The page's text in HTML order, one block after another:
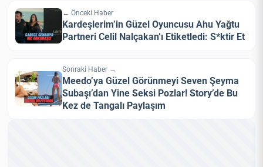
← Önceki Haber
Kardeşlerim’in Güzel Oyuncusu Ahu Yağtu
Partneri Celil Nalçakan’ı Etiketledi: S*ktir Et
Sonraki Haber →
Meedo’ya Güzel Görünmeyi Seven Şeyma
Subaşı’dan Yine Seksi Pozlar! Story’de Bu
Kez de Tangalı Paylaşım